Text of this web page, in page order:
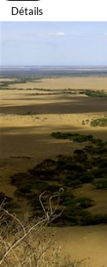
Détails